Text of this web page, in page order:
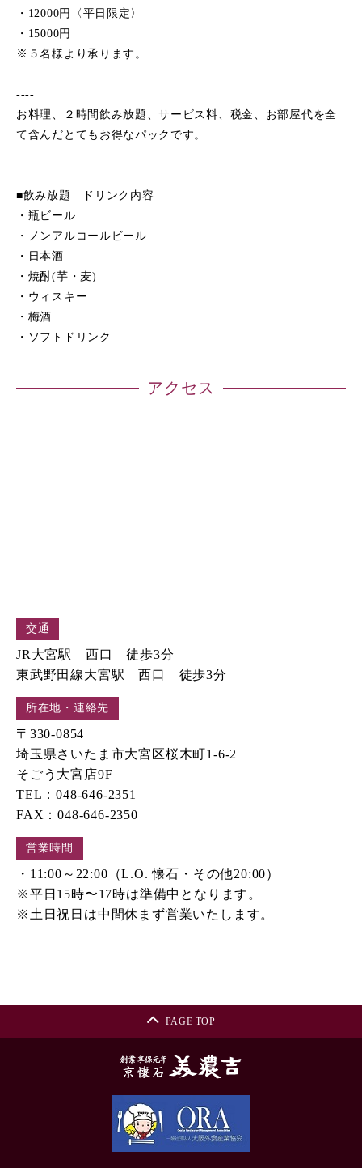
・12000円〈平日限定〉
・15000円
※５名様より承ります。
----
お料理、２時間飲み放題、サービス料、税金、お部屋代を全
て含んだとてもお得なパックです。
■飲み放題 ドリンク内容
・瓶ビール
・ノンアルコールビール
・日本酒
・焼酎(芋・麦)
・ウィスキー
・梅酒
・ソフトドリンク
アクセス
交通
JR大宮駅 西口 徒歩3分
東武野田線大宮駅 西口 徒歩3分
所在地・連絡先
〒330-0854
埼玉県さいたま市大宮区桜木町1-6-2
そごう大宮店9F
TEL：048-646-2351
FAX：048-646-2350
営業時間
・11:00～22:00（L.O. 懐石・その他20:00）
※平日15時〜17時は準備中となります。
※土日祝日は中間休まず営業いたします。
PAGE TOP